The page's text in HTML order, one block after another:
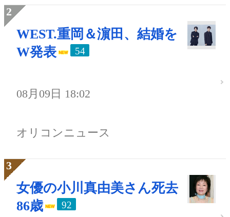
WEST.重岡＆濵田、結婚を
W発表
54
08月09日 18:02
オリコンニュース
女優の小川真由美さん死去
86歳
92